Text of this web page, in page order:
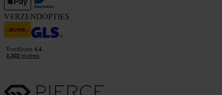
VERZENDOPTIES